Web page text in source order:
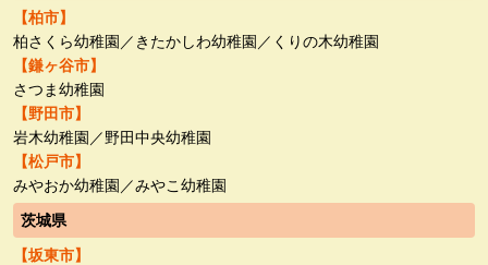
【柏市】
柏さくら幼稚園／きたかしわ幼稚園／くりの木幼稚園
【鎌ヶ谷市】
さつま幼稚園
【野田市】
岩木幼稚園／野田中央幼稚園
【松戸市】
みやおか幼稚園／みやこ幼稚園
茨城県
【坂東市】